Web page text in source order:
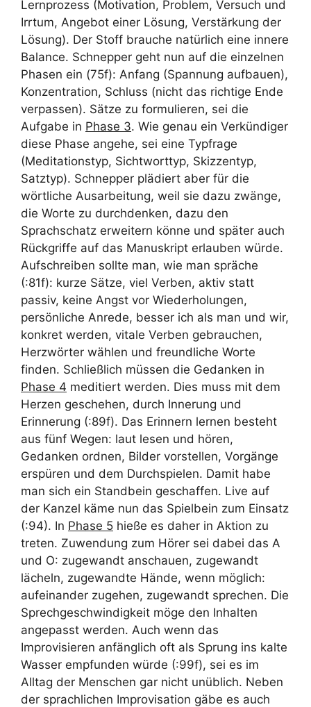
Lernprozess (Motivation, Problem, Versuch und
Irrtum, Angebot einer Lösung, Verstärkung der
Lösung). Der Stoff brauche natürlich eine innere
Balance. Schnepper geht nun auf die einzelnen
Phasen ein (75f): Anfang (Spannung aufbauen),
Konzentration, Schluss (nicht das richtige Ende
verpassen). Sätze zu formulieren, sei die
Aufgabe in Phase 3. Wie genau ein Verkündiger
diese Phase angehe, sei eine Typfrage
(Meditationstyp, Sichtworttyp, Skizzentyp,
Satztyp). Schnepper plädiert aber für die
wörtliche Ausarbeitung, weil sie dazu zwänge,
die Worte zu durchdenken, dazu den
Sprachschatz erweitern könne und später auch
Rückgriffe auf das Manuskript erlauben würde.
Aufschreiben sollte man, wie man spräche
(:81f): kurze Sätze, viel Verben, aktiv statt
passiv, keine Angst vor Wiederholungen,
persönliche Anrede, besser ich als man und wir,
konkret werden, vitale Verben gebrauchen,
Herzwörter wählen und freundliche Worte
finden. Schließlich müssen die Gedanken in
Phase 4 meditiert werden. Dies muss mit dem
Herzen geschehen, durch Innerung und
Erinnerung (:89f). Das Erinnern lernen besteht
aus fünf Wegen: laut lesen und hören,
Gedanken ordnen, Bilder vorstellen, Vorgänge
erspüren und dem Durchspielen. Damit habe
man sich ein Standbein geschaffen. Live auf
der Kanzel käme nun das Spielbein zum Einsatz
(:94). In Phase 5 hieße es daher in Aktion zu
treten. Zuwendung zum Hörer sei dabei das A
und O: zugewandt anschauen, zugewandt
lächeln, zugewandte Hände, wenn möglich:
aufeinander zugehen, zugewandt sprechen. Die
Sprechgeschwindigkeit möge den Inhalten
angepasst werden. Auch wenn das
Improvisieren anfänglich oft als Sprung ins kalte
Wasser empfunden würde (:99f), sei es im
Alltag der Menschen gar nicht unüblich. Neben
der sprachlichen Improvisation gäbe es auch